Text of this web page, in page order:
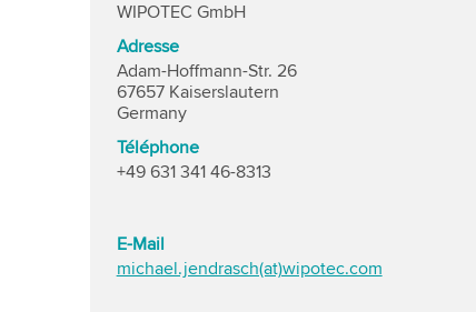
WIPOTEC GmbH
Adresse
Adam-Hoffmann-Str. 26
67657 Kaiserslautern
Germany
Téléphone
+49 631 341 46-8313
E-Mail
michael.jendrasch(at)wipotec.com